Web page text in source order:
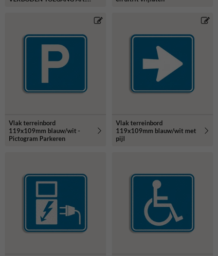
Vlak terreinbord
119x109mm blauw/wit -
Pictogram Parkeren
Vlak terreinbord
119x109mm blauw/wit met
pijl